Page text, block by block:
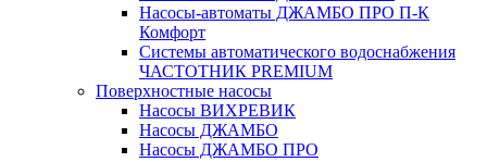
Насосы-автоматы ДЖАМБО ПРО П-К
Комфорт
Системы автоматического водоснабжения
ЧАСТОТНИК PREMIUM
Поверхностные насосы
Насосы ВИХРЕВИК
Насосы ДЖАМБО
Насосы ДЖАМБО ПРО